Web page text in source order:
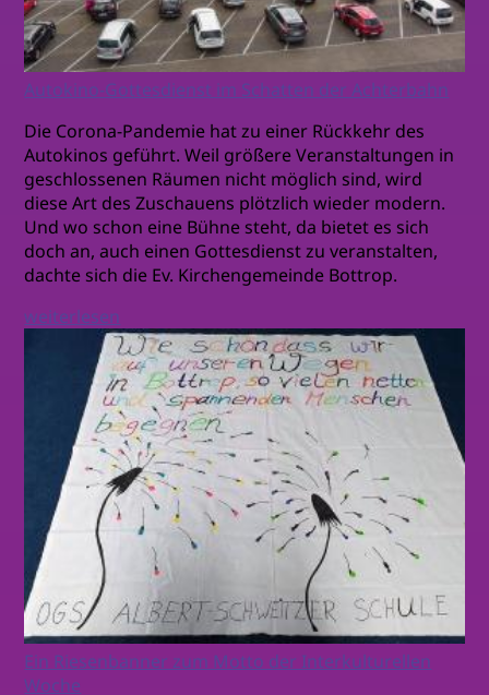
Autokino-Gottesdienst im Schatten der Achterbahn
Die Corona-Pandemie hat zu einer Rückkehr des
Autokinos geführt. Weil größere Veranstaltungen in
geschlossenen Räumen nicht möglich sind, wird
diese Art des Zuschauens plötzlich wieder modern.
Und wo schon eine Bühne steht, da bietet es sich
doch an, auch einen Gottesdienst zu veranstalten,
dachte sich die Ev. Kirchengemeinde Bottrop.
weiterlesen
Ein Riesenbanner zum Motto der Interkulturellen
Woche